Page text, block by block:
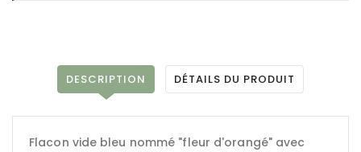
DESCRIPTION DÉTAILS DU PRODUIT
Flacon vide bleu nommé "fleur d'orangé" avec